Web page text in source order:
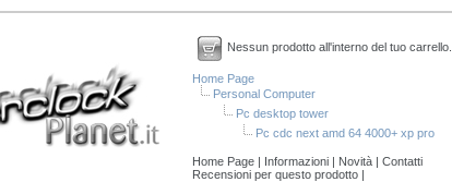
Nessun prodotto all'interno del tuo carrello.
Home Page
Personal Computer
Pc desktop tower
Pc cdc next amd 64 4000+ xp pro
Home Page | Informazioni | Novità | Contatti
Recensioni per questo prodotto |